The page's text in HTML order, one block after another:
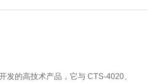
的高技术产品，它与 CTS-4020、